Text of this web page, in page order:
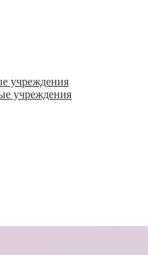
учреждения
учреждения